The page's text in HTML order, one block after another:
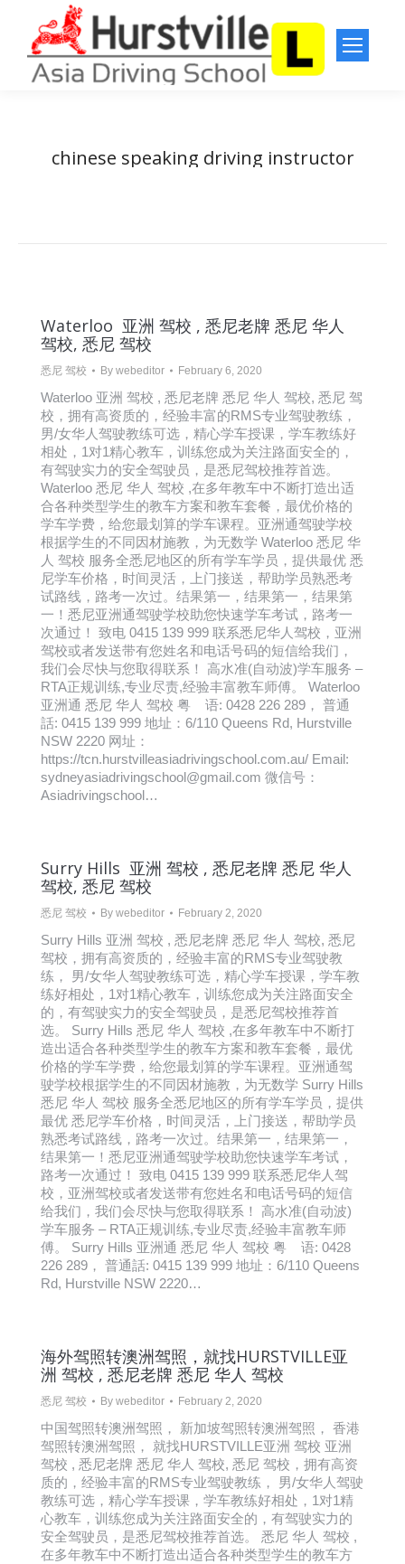
chinese speaking driving instructor
Waterloo 亚洲 驾校 , 悉尼老牌 悉尼 华人
驾校, 悉尼 驾校
悉尼 驾校 By webeditor February 6, 2020
Waterloo 亚洲 驾校 , 悉尼老牌 悉尼 华人 驾校, 悉尼 驾
校，拥有高资质的，经验丰富的RMS专业驾驶教练，
男/女华人驾驶教练可选，精心学车授课，学车教练好
相处，1对1精心教车，训练您成为关注路面安全的，
有驾驶实力的安全驾驶员，是悉尼驾校推荐首选。
Waterloo 悉尼 华人 驾校 ,在多年教车中不断打造出适
合各种类型学生的教车方案和教车套餐，最优价格的
学车学费，给您最划算的学车课程。亚洲通驾驶学校
根据学生的不同因材施教，为无数学 Waterloo 悉尼 华
人 驾校 服务全悉尼地区的所有学车学员，提供最优 悉
尼学车价格，时间灵活，上门接送，帮助学员熟悉考
试路线，路考一次过。结果第一，结果第一，结果第
一！悉尼亚洲通驾驶学校助您快速学车考试，路考一
次通过！ 致电 0415 139 999 联系悉尼华人驾校，亚洲
驾校或者发送带有您姓名和电话号码的短信给我们，
我们会尽快与您取得联系！ 高水准(自动波)学车服务 –
RTA正规训练,专业尽责,经验丰富教车师傅。 Waterloo
亚洲通 悉尼 华人 驾校 粤 语: 0428 226 289， 普通
話: 0415 139 999 地址：6/110 Queens Rd, Hurstville
NSW 2220 网址：
https://tcn.hurstvilleasiadrivingschool.com.au/ Email:
sydneyasiadrivingschool@gmail.com 微信号：
Asiadrivingschool…
Surry Hills 亚洲 驾校 , 悉尼老牌 悉尼 华人
驾校, 悉尼 驾校
悉尼 驾校 By webeditor February 2, 2020
Surry Hills 亚洲 驾校 , 悉尼老牌 悉尼 华人 驾校, 悉尼
驾校，拥有高资质的，经验丰富的RMS专业驾驶教
练， 男/女华人驾驶教练可选，精心学车授课，学车教
练好相处，1对1精心教车，训练您成为关注路面安全
的，有驾驶实力的安全驾驶员，是悉尼驾校推荐首
选。 Surry Hills 悉尼 华人 驾校 ,在多年教车中不断打
造出适合各种类型学生的教车方案和教车套餐，最优
价格的学车学费，给您最划算的学车课程。亚洲通驾
驶学校根据学生的不同因材施教，为无数学 Surry Hills
悉尼 华人 驾校 服务全悉尼地区的所有学车学员，提供
最优 悉尼学车价格，时间灵活，上门接送，帮助学员
熟悉考试路线，路考一次过。结果第一，结果第一，
结果第一！悉尼亚洲通驾驶学校助您快速学车考试，
路考一次通过！ 致电 0415 139 999 联系悉尼华人驾
校，亚洲驾校或者发送带有您姓名和电话号码的短信
给我们，我们会尽快与您取得联系！ 高水准(自动波)
学车服务 – RTA正规训练,专业尽责,经验丰富教车师
傅。 Surry Hills 亚洲通 悉尼 华人 驾校 粤 语: 0428
226 289， 普通話: 0415 139 999 地址：6/110 Queens
Rd, Hurstville NSW 2220…
海外驾照转澳洲驾照，就找HURSTVILLE亚
洲 驾校 , 悉尼老牌 悉尼 华人 驾校
悉尼 驾校 By webeditor February 2, 2020
中国驾照转澳洲驾照， 新加坡驾照转澳洲驾照， 香港
驾照转澳洲驾照， 就找HURSTVILLE亚洲 驾校 亚洲
驾校 , 悉尼老牌 悉尼 华人 驾校, 悉尼 驾校，拥有高资
质的，经验丰富的RMS专业驾驶教练， 男/女华人驾驶
教练可选，精心学车授课，学车教练好相处，1对1精
心教车，训练您成为关注路面安全的，有驾驶实力的
安全驾驶员，是悉尼驾校推荐首选。 悉尼 华人 驾校 ,
在多年教车中不断打造出适合各种类型学生的教车方